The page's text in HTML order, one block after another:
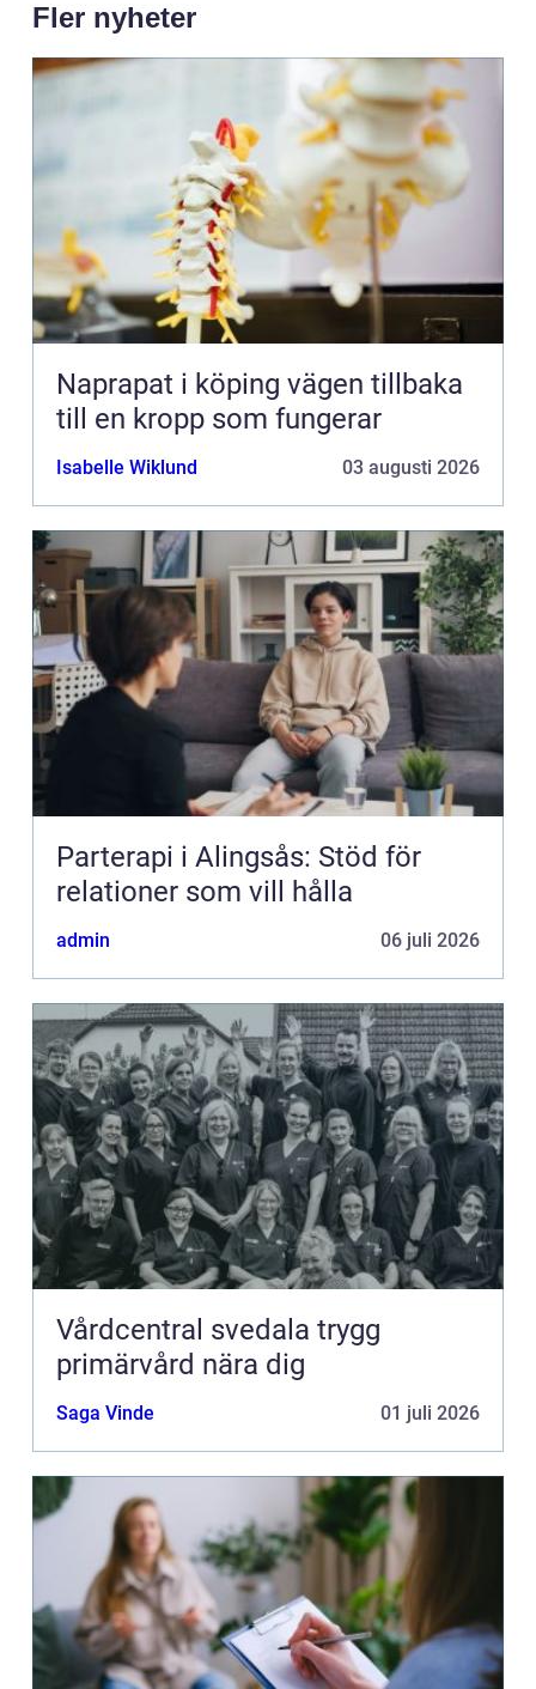
Fler nyheter
Naprapat i köping vägen tillbaka
till en kropp som fungerar
Isabelle Wiklund 03 augusti 2026
Parterapi i Alingsås: Stöd för
relationer som vill hålla
admin 06 juli 2026
Vårdcentral svedala trygg
primärvård nära dig
Saga Vinde 01 juli 2026